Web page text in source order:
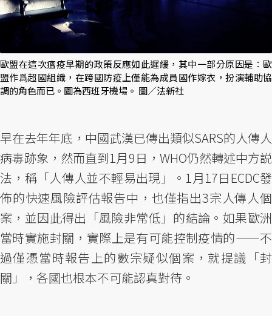
歐盟在這次瘟疫早期的政策反應如此遲緩，其中一部分原因是：歐
盟作爲超國組織，在跨國防疫上僅能為成員國作嫁衣，扮演輔助協
調的角色而已。圖為西班牙機場。 圖／法新社
早在去年年底，中國武漢已傳出類似SARS的人傳人
病毒跡象，然而直到1月9日，WHO仍然轉述中方説
法，稱「人傳人並不輕易出現」。1月17日ECDC發
佈的快速風險評估報告中，也僅指出3宗人傳人個
案，並因此得出「風險非常低」的結論。如果歐洲
當時實施封關，實際上是有可能控制疫情的——不
過僅憑當時報告上的數宗疑似個案，就提議「封
關」，各國也根本不可能認真對待。